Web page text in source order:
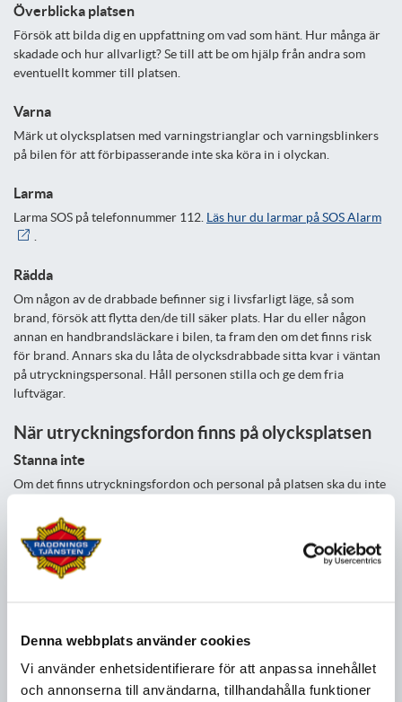
Denna webbplats använder cookies
Vi använder enhetsidentifierare för att anpassa innehållet
och annonserna till användarna, tillhandahålla funktioner
Överblicka platsen
Försök att bilda dig en uppfattning om vad som hänt. Hur många är
skadade och hur allvarligt? Se till att be om hjälp från andra som
eventuellt kommer till platsen.
Varna
Märk ut olycksplatsen med varningstrianglar och varningsblinkers
på bilen för att förbipasserande inte ska köra in i olyckan.
Larma
Larma SOS på telefonnummer 112. Läs hur du larmar på SOS Alarm
Rädda
Om någon av de drabbade befinner sig i livsfarligt läge, så som
brand, försök att flytta den/de till säker plats. Har du eller någon
annan en handbrandsläckare i bilen, ta fram den om det finns risk
för brand. Annars ska du låta de olycksdrabbade sitta kvar i väntan
på utryckningspersonal. Håll personen stilla och ge dem fria
luftvägar.
När utryckningsfordon finns på olycksplatsen
Stanna inte
Om det finns utryckningsfordon och personal på platsen ska du inte
Sänk farten
Sänk farten så snart du ser olycksplatsen. Varna gärna andra
trafikanter genom att slå på varningsblinkers. Om det finns öppet
Respektera avspärrningar
Avspärrningar gäller även om polisen inte är på plats.